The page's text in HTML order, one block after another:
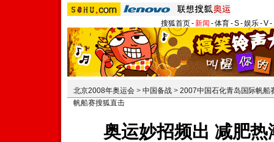
搜狐首页-新闻 -体育-S-娱乐-V-
北京2008年奥运会 > 中国备战 > 2007中国石化青岛国际帆船
帆船赛搜狐直击
奥运妙招频出 减肥